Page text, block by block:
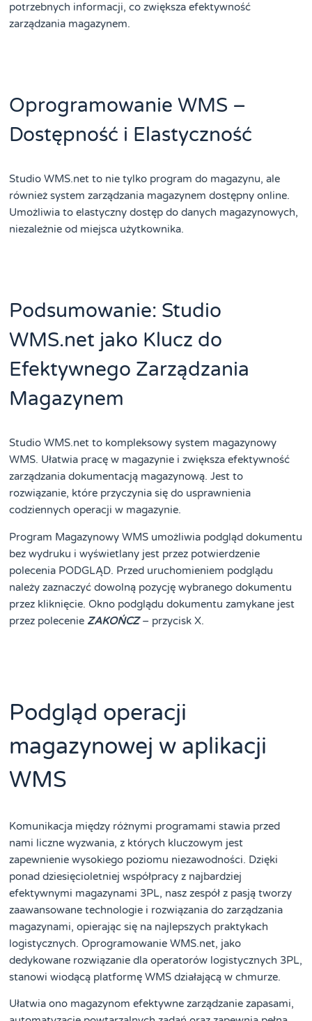
potrzebnych informacji, co zwiększa efektywność
zarządzania magazynem.
Oprogramowanie WMS –
Dostępność i Elastyczność
Studio WMS.net to nie tylko program do magazynu, ale
również system zarządzania magazynem dostępny online.
Umożliwia to elastyczny dostęp do danych magazynowych,
niezależnie od miejsca użytkownika.
Podsumowanie: Studio
WMS.net jako Klucz do
Efektywnego Zarządzania
Magazynem
Studio WMS.net to kompleksowy system magazynowy
WMS. Ułatwia pracę w magazynie i zwiększa efektywność
zarządzania dokumentacją magazynową. Jest to
rozwiązanie, które przyczynia się do usprawnienia
codziennych operacji w magazynie.
Program Magazynowy WMS umożliwia podgląd dokumentu
bez wydruku i wyświetlany jest przez potwierdzenie
polecenia PODGLĄD. Przed uruchomieniem podglądu
należy zaznaczyć dowolną pozycję wybranego dokumentu
przez kliknięcie. Okno podglądu dokumentu zamykane jest
przez polecenie ZAKOŃCZ– przycisk X.
Podgląd operacji
magazynowej w aplikacji
WMS
Komunikacja między różnymi programami stawia przed
nami liczne wyzwania, z których kluczowym jest
zapewnienie wysokiego poziomu niezawodności. Dzięki
ponad dziesięcioletniej współpracy z najbardziej
efektywnymi magazynami 3PL, nasz zespół z pasją tworzy
zaawansowane technologie i rozwiązania do zarządzania
magazynami, opierając się na najlepszych praktykach
logistycznych. Oprogramowanie WMS.net, jako
dedykowane rozwiązanie dla operatorów logistycznych 3PL,
stanowi wiodącą platformę WMS działającą w chmurze.
Ułatwia ono magazynom efektywne zarządzanie zapasami,